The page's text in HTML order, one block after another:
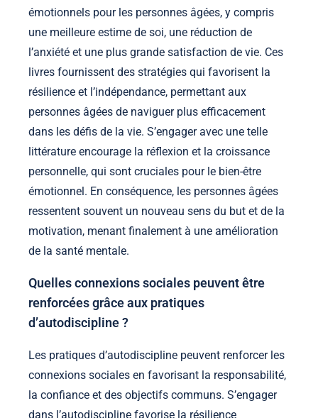
émotionnels pour les personnes âgées, y compris
une meilleure estime de soi, une réduction de
l’anxiété et une plus grande satisfaction de vie. Ces
livres fournissent des stratégies qui favorisent la
résilience et l’indépendance, permettant aux
personnes âgées de naviguer plus efficacement
dans les défis de la vie. S’engager avec une telle
littérature encourage la réflexion et la croissance
personnelle, qui sont cruciales pour le bien-être
émotionnel. En conséquence, les personnes âgées
ressentent souvent un nouveau sens du but et de la
motivation, menant finalement à une amélioration
de la santé mentale.
Quelles connexions sociales peuvent être
renforcées grâce aux pratiques
d’autodiscipline ?
Les pratiques d’autodiscipline peuvent renforcer les
connexions sociales en favorisant la responsabilité,
la confiance et des objectifs communs. S’engager
dans l’autodiscipline favorise la résilience